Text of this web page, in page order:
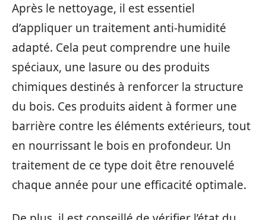
Après le nettoyage, il est essentiel
d’appliquer un traitement anti-humidité
adapté. Cela peut comprendre une huile
spéciaux, une lasure ou des produits
chimiques destinés à renforcer la structure
du bois. Ces produits aident à former une
barrière contre les éléments extérieurs, tout
en nourrissant le bois en profondeur. Un
traitement de ce type doit être renouvelé
chaque année pour une efficacité optimale.